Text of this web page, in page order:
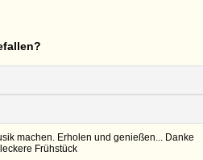
machen. Erholen und genießen... Danke
Frühstück